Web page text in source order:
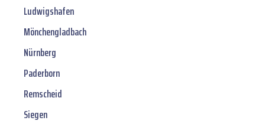
Ludwigshafen
Mönchengladbach
Nürnberg
Paderborn
Remscheid
Siegen